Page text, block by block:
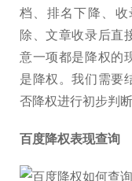
档、排名下降、
除、文章收录后直
意一项都是降权的
是降权。我们需要
否降权进行初步判断
百度降权表现查询